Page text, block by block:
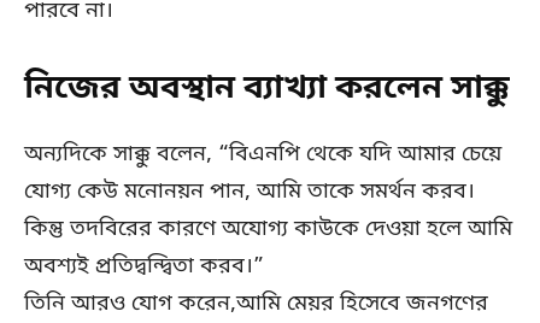
পারবে না।
নিজের অবস্থান ব্যাখ্যা করলেন সাক্কু
অন্যদিকে সাক্কু বলেন, “বিএনপি থেকে যদি আমার চেয়ে
যোগ্য কেউ মনোনয়ন পান, আমি তাকে সমর্থন করব।
কিন্তু তদবিরের কারণে অযোগ্য কাউকে দেওয়া হলে আমি
অবশ্যই প্রতিদ্বন্দ্বিতা করব।”
তিনি আরও যোগ করেন,আমি মেয়র হিসেবে জনগণের